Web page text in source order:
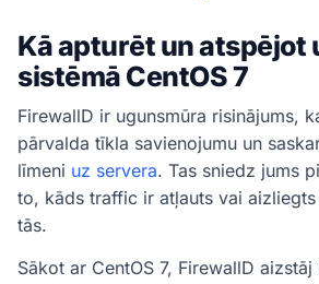
Kā apturēt un atspējot
sistēmā CentOS 7
FirewallD ir ugunsmūra risinājums,
pārvalda tīkla savienojumu un
līmeni uz servera. Tas sniedz jums
to, kāds traffic ir atļauts vai
tās.
Sākot ar CentOS 7, FirewallD